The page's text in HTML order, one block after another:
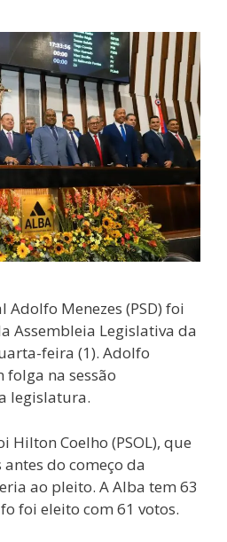
Menezes (PSD) foi
Assembleia Legislativa da
feira (1). Adolfo
folga na sessão
legislatura.
Hilton Coelho (PSOL), que
do começo da
ao pleito. A Alba tem 63
foi eleito com 61 votos.